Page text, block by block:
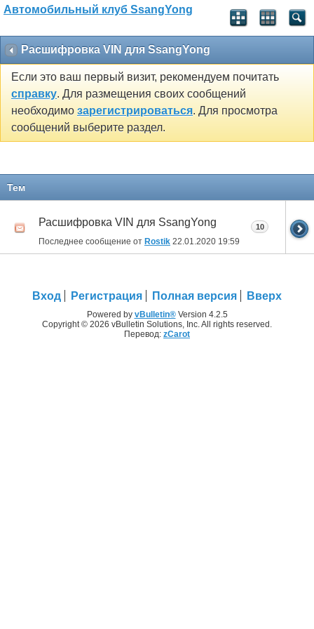
Автомобильный клуб SsangYong
Расшифровка VIN для SsangYong
Если это ваш первый визит, рекомендуем почитать
справку. Для размещения своих сообщений
необходимо зарегистрироваться. Для просмотра
сообщений выберите раздел.
Тем
Расшифровка VIN для SsangYong
Последнее сообщение от Rostik 22.01.2020 19:59
10
Вход Регистрация Полная версия Вверх
Powered by vBulletin®Version 4.2.5
Copyright © 2026 vBulletin Solutions, Inc. All rights reserved.
Перевод: zCarot